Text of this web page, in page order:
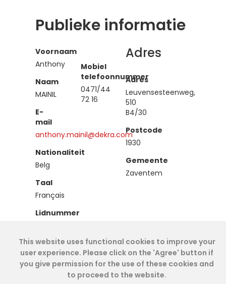
Publieke informatie
Voornaam
Anthony
Naam
MAINIL
E-
mail
anthony.mainil@dekra.com
Nationaliteit
Belg
Taal
Français
Lidnummer
Type
Effectief
Mobiel
telefoonnummer
0471/44
72 16
Adres
Adres
Leuvensesteenweg,
510
B4/30
Postcode
1930
Gemeente
Zaventem
This website uses functional cookies to improve your
user experience. Please click on the 'Agree' button if
you give permission for the use of these cookies and
to proceed to the website.